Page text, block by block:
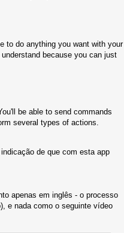
to do anything you want with your
because you can just
be able to send commands
several types of actions.
de que com esta app
apenas em inglês - o processo
e nada como o seguinte vídeo